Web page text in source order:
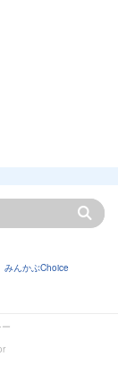
みんかぶChoice